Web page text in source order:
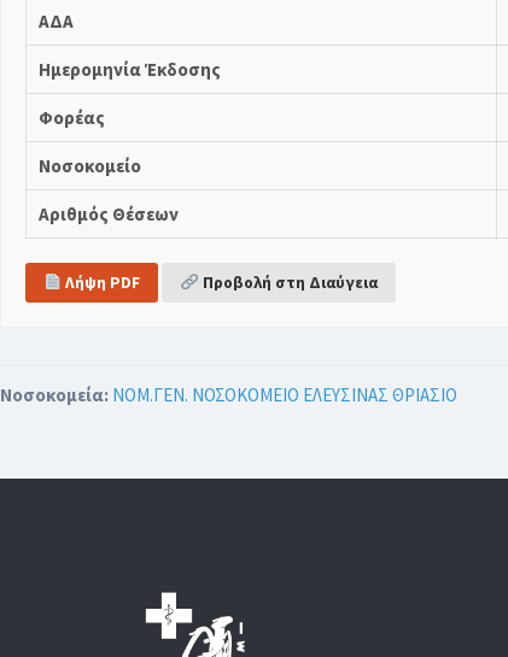
ΑΔΑ
Ημερομηνία Έκδοσης
Φορέας
Νοσοκομείο
Αριθμός Θέσεων
Λήψη PDF Προβολή στη Διαύγεια
Νοσοκομεία: ΝΟΜ.ΓΕΝ. ΝΟΣΟΚΟΜΕΙΟ ΕΛΕΥΣΙΝΑΣ ΘΡΙΑΣΙΟ